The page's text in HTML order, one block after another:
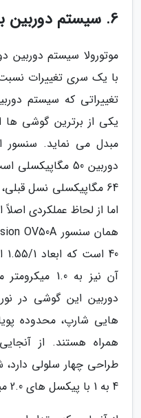
6. سیستم دوربین با عملکرد مناسب
موتورولا سیستم دوربین
با یک سری تغییرات نسبت
یکی از برترین گوشی ها
مبدل می نماید.
دوربین 50
64 مگاپیکسلی نسل
اما از لحاظ عملکردی
آن نیز به
دوربین این گوشی در
هایی شارپ، محدوده
همراه هستند. از
4 به 1 با پیکسل های 2.0 میکرومتری را دریافت خواهید کرد.